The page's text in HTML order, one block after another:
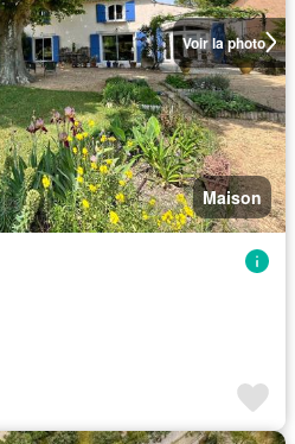
Voir la photo
Maison